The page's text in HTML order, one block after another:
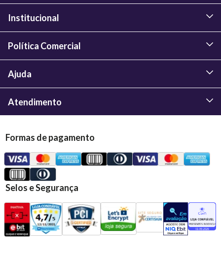
Institucional
Política Comercial
Ajuda
Atendimento
Formas de pagamento
Selos e Segurança